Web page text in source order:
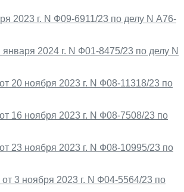
2023 г. N Ф09-6911/23 по делу N А76-
2024 г. N Ф01-8475/23 по делу N
20 ноября 2023 г. N Ф08-11318/23 по
16 ноября 2023 г. N Ф08-7508/23 по
23 ноября 2023 г. N Ф08-10995/23 по
3 ноября 2023 г. N Ф04-5564/23 по